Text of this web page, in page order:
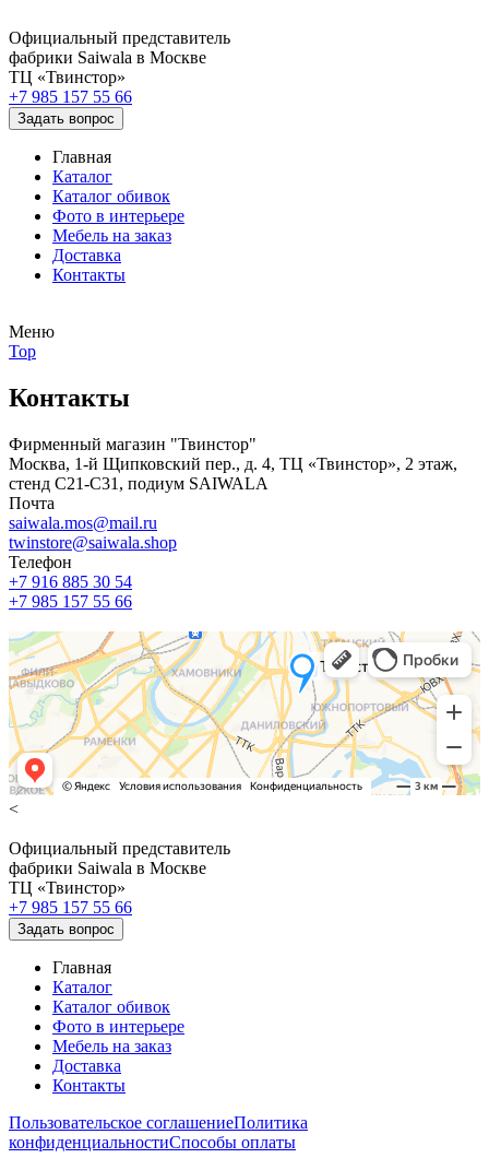
Официальный представитель
фабрики Saiwala в Москве
ТЦ «Твинстор»
+7 985 157 55 66
Задать вопрос
Главная
Каталог
Каталог обивок
Фото в интерьере
Мебель на заказ
Доставка
Контакты
Меню
Top
Контакты
Фирменный магазин "Твинстор"
Москва, 1-й Щипковский пер., д. 4, ТЦ «Твинстор», 2 этаж,
стенд С21-С31, подиум SAIWALA
Почта
saiwala.mos@mail.ru
twinstore@saiwala.shop
Телефон
+7 916 885 30 54
+7 985 157 55 66
<
Официальный представитель
фабрики Saiwala в Москве
ТЦ «Твинстор»
+7 985 157 55 66
Задать вопрос
Главная
Каталог
Каталог обивок
Фото в интерьере
Мебель на заказ
Доставка
Контакты
Пользовательское соглашениеПолитика
конфиденциальностиСпособы оплаты